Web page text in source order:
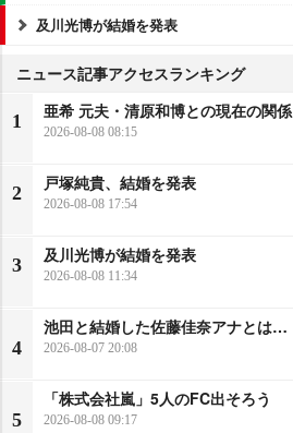
及川光博が結婚を発表
ニュース記事アクセスランキング
1
亜希 元夫・清原和博との現在の関係
2026-08-08 08:15
2
戸塚純貴、結婚を発表
2026-08-08 17:54
3
及川光博が結婚を発表
2026-08-08 11:34
4
池田と結婚した佐藤佳奈アナとは…
2026-08-07 20:08
5
「株式会社嵐」5人のFC出そろう
2026-08-08 09:17